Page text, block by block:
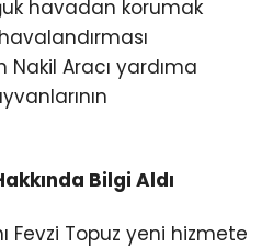
havadan korumak
Nakil Aracı yardıma
Bilgi Aldı
Fevzi Topuz yeni hizmete